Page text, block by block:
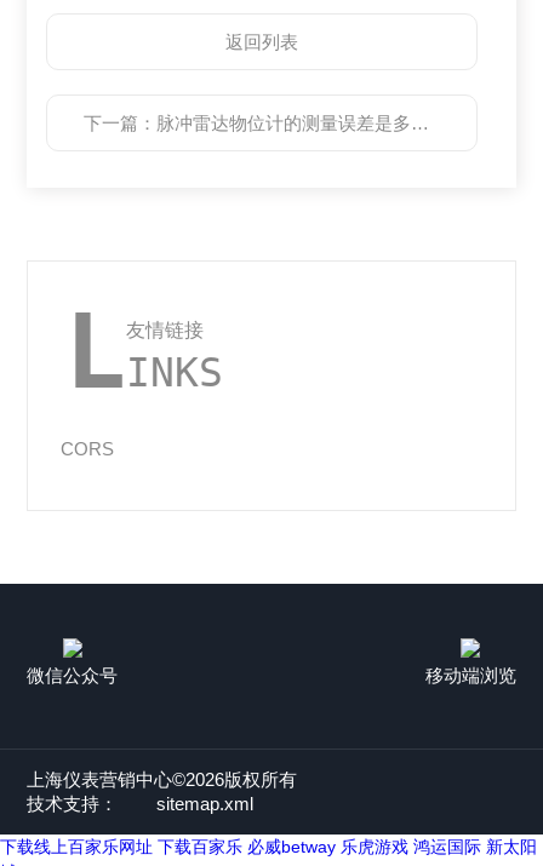
返回列表
下一篇： 脉冲雷达物位计的测量误差是多少？
L友情链接
INKS
CORS
微信公众号 移动端浏览
上海仪表营销中心©2026版权所有
技术支持：sitemap.xml
下载线上百家乐网址 下载百家乐 必威betway 乐虎游戏 鸿运国际 新太阳